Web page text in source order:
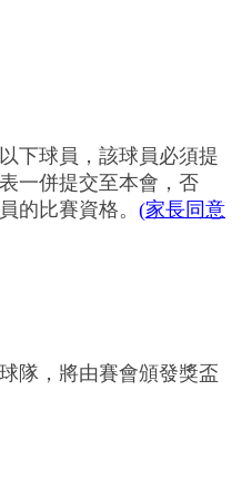
下球員，該球員必須提
一併提交至本會，否
的比賽資格。 (家長同意
隊，將由賽會頒發獎盃